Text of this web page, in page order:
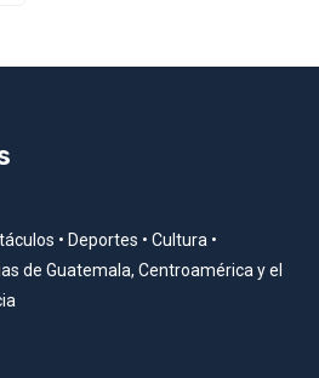
• Deportes • Cultura •
de Guatemala, Centroamérica y el